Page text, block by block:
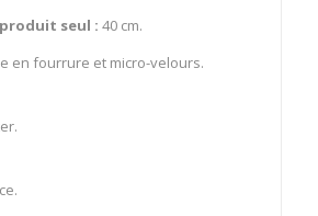
seul : 40 cm.
en fourrure et micro-velours.